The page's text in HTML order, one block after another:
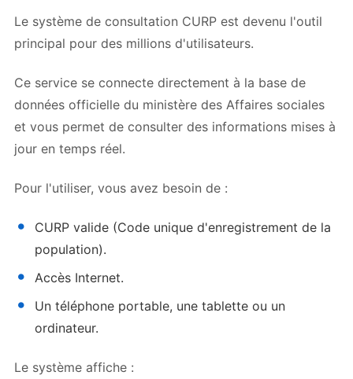
Le système de consultation CURP est devenu l'outil
principal pour des millions d'utilisateurs.
Ce service se connecte directement à la base de
données officielle du ministère des Affaires sociales
et vous permet de consulter des informations mises à
jour en temps réel.
Pour l'utiliser, vous avez besoin de :
CURP valide (Code unique d'enregistrement de la
population).
Accès Internet.
Un téléphone portable, une tablette ou un
ordinateur.
Le système affiche :